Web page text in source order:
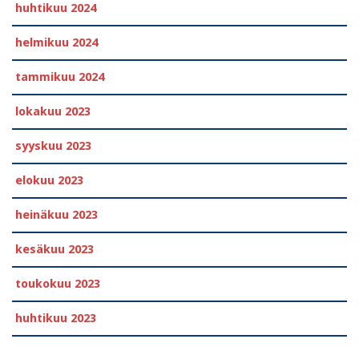
huhtikuu 2024
helmikuu 2024
tammikuu 2024
lokakuu 2023
syyskuu 2023
elokuu 2023
heinäkuu 2023
kesäkuu 2023
toukokuu 2023
huhtikuu 2023